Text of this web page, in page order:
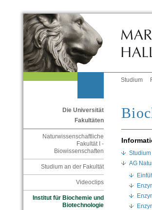
Studium
Die Universität
Fakultäten
Naturwissenschaftliche
Fakultät I -
Biowissenschaften
Studium an der Fakultät
Videoclips
Institut für Biochemie und
Biotechnologie
AG